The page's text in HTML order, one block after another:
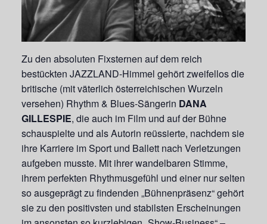
Zu den absoluten Fixsternen auf dem reich
bestückten JAZZLAND-Himmel gehört zweifellos die
britische (mit väterlich österreichischen Wurzeln
versehen) Rhythm & Blues-Sängerin DANA
GILLESPIE, die auch im Film und auf der Bühne
schauspielte und als Autorin reüssierte, nachdem sie
ihre Karriere im Sport und Ballett nach Verletzungen
aufgeben musste. Mit ihrer wandelbaren Stimme,
ihrem perfekten Rhythmusgefühl und einer nur selten
so ausgeprägt zu findenden „Bühnenpräsenz“ gehört
sie zu den positivsten und stabilsten Erscheinungen